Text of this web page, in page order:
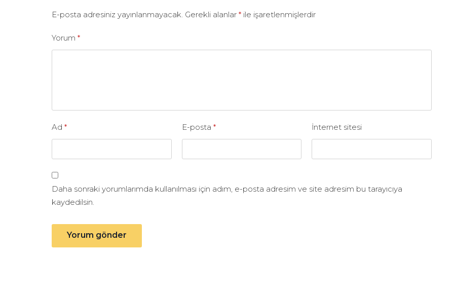
E-posta adresiniz yayınlanmayacak. Gerekli alanlar * ile işaretlenmişlerdir
Yorum *
Ad * E-posta * İnternet sitesi
Daha sonraki yorumlarımda kullanılması için adım, e-posta adresim ve site adresim bu tarayıcıya
kaydedilsin.